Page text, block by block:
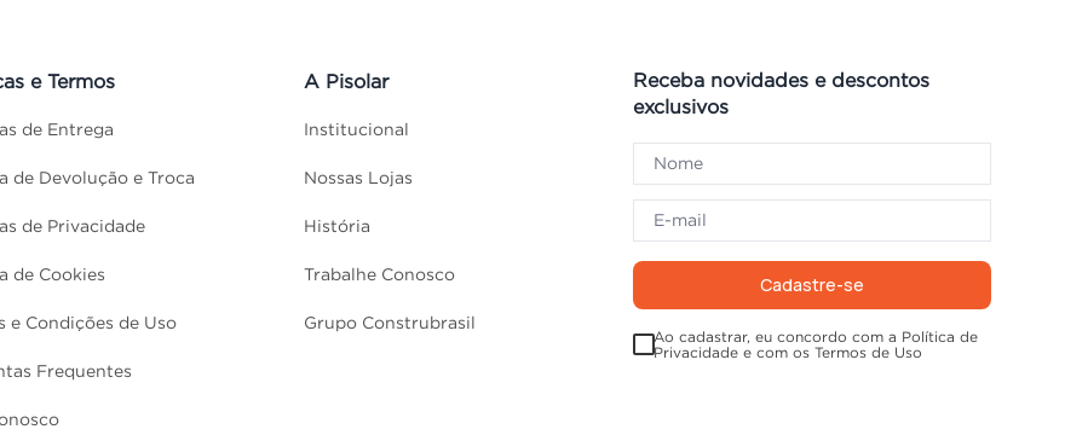
e Termos
de Entrega
de Devolução e Troca
de Privacidade
de Cookies
e Condições de Uso
Frequentes
A Pisolar
Institucional
Nossas Lojas
História
Trabalhe Conosco
Grupo Construbrasil
Receba novidades e descontos
exclusivos
Cadastre-se
Ao cadastrar, eu concordo com a Política de
Privacidade e com os Termos de Uso